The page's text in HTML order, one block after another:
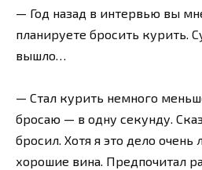
— Год назад в интервью вы
планируете бросить курить.
вышло…
— Стал курить немного
бросаю — в одну секунду.
бросил. Хотя я это дело
хорошие вина. Предпочитал